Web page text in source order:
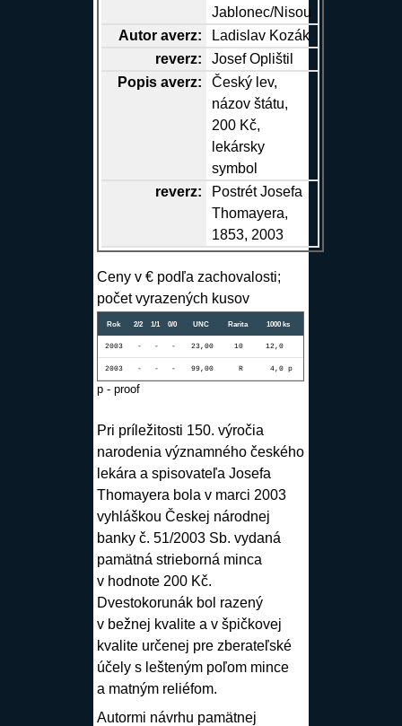
Jablonec/Nisou
Autor averz:
Ladislav Kozák
reverz:
Josef Oplištil
Popis averz:
Český lev,
názov štátu,
200 Kč,
lekársky
symbol
reverz:
Postrét Josefa
Thomayera,
1853, 2003
Ceny v € podľa zachovalosti;
počet vyrazených kusov
Rok 2/2 1/1 0/0 UNC Rarita 1000 ks
2003 - - - 23,00 10 12,0
2003 - - - 99,00 R 4,0 p
p - proof
Pri príležitosti 150. výročia
narodenia významného českého
lekára a spisovateľa Josefa
Thomayera bola v marci 2003
vyhláškou Českej národnej
banky č. 51/2003 Sb. vydaná
pamätná strieborná minca
v hodnote 200 Kč.
Dvestokorunák bol razený
v bežnej kvalite a v špičkovej
kvalite určenej pre zberateľské
účely s lešteným poľom mince
a matným reliéfom.
Autormi návrhu pamätnej